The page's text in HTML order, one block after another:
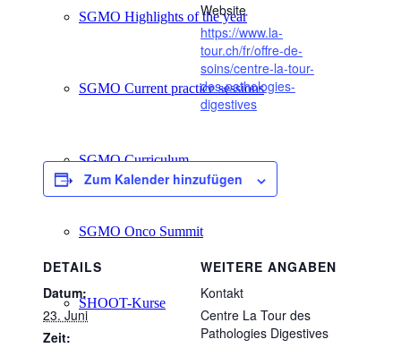
SGMO Highlights of the year
SGMO Current practice sessions
SGMO Curriculum
SGMO Onco Summit
SHOOT-Kurse
Website
https://www.la-
tour.ch/fr/offre-de-
soins/centre-la-tour-
des-pathologies-
digestives
Zum Kalender hinzufügen
DETAILS
Datum:
23. Juni
Zeit:
WEITERE ANGABEN
Kontakt
Centre La Tour des
Pathologies Digestives